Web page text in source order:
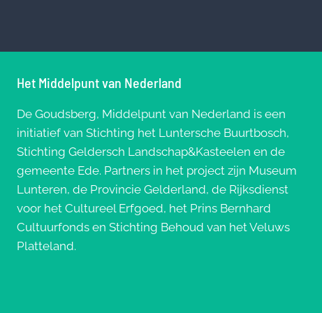
Het Middelpunt van Nederland
De Goudsberg, Middelpunt van Nederland is een
initiatief van Stichting het Luntersche Buurtbosch,
Stichting Geldersch Landschap&Kasteelen en de
gemeente Ede. Partners in het project zijn Museum
Lunteren, de Provincie Gelderland, de Rijksdienst
voor het Cultureel Erfgoed, het Prins Bernhard
Cultuurfonds en Stichting Behoud van het Veluws
Platteland.